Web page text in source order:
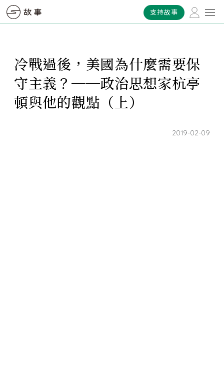
支持故事
冷戰過後，美國為什麼需要保
守主義？──政治思想家杭亭
頓與他的觀點（上）
2019-02-09